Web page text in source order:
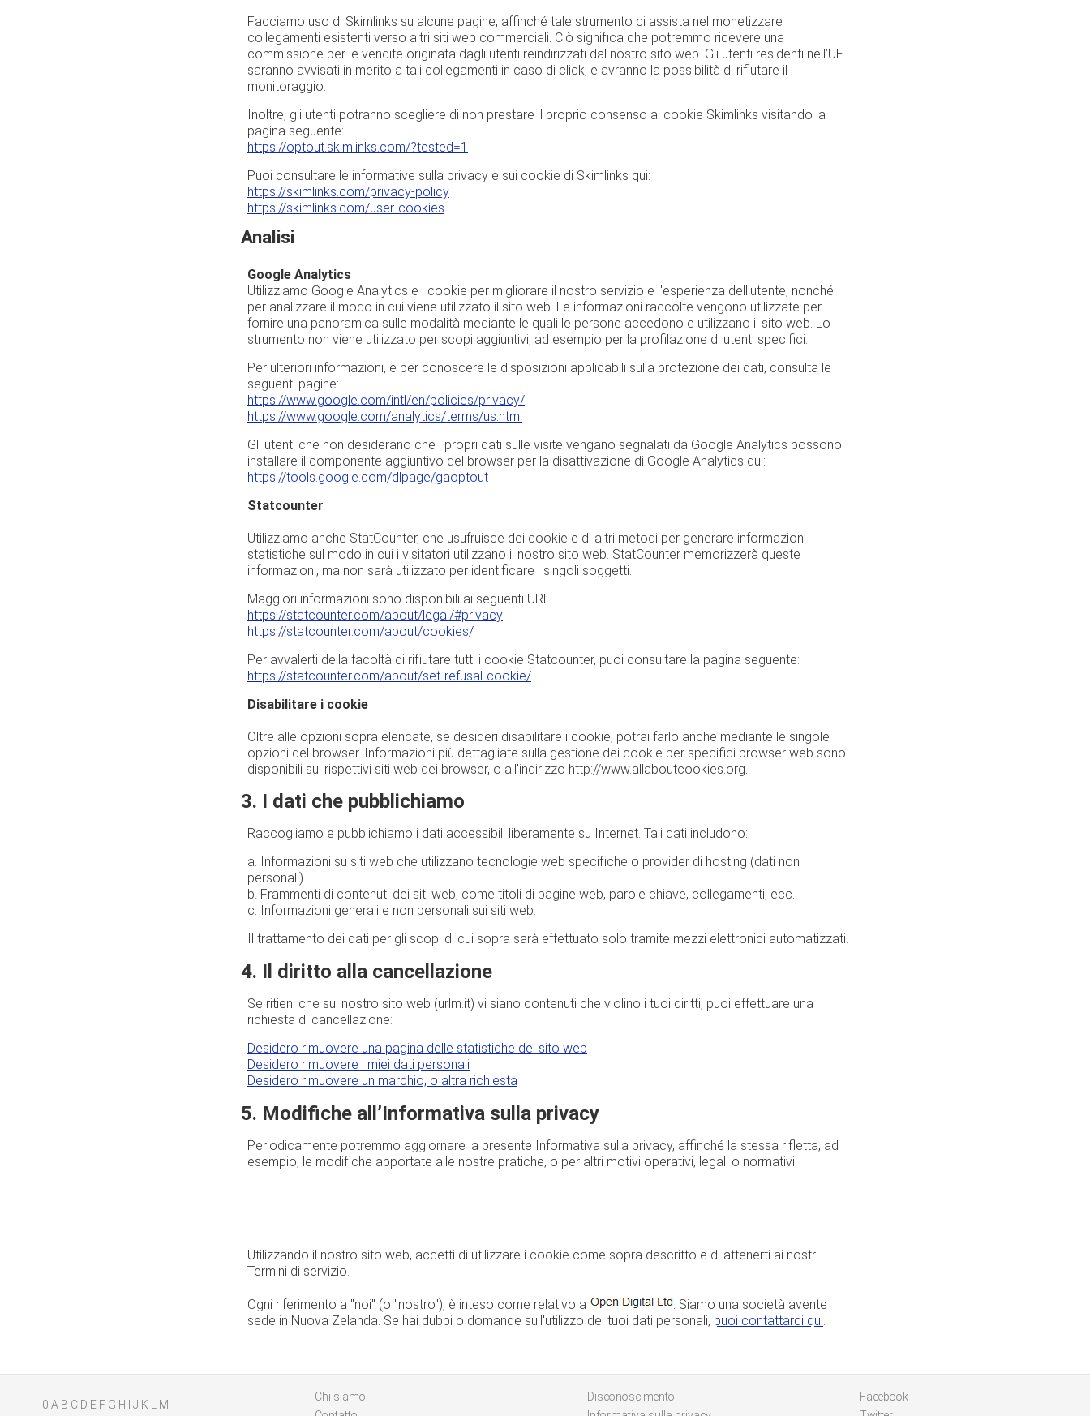
Facciamo uso di Skimlinks su alcune pagine, affinché tale strumento ci assista nel monetizzare i
collegamenti esistenti verso altri siti web commerciali. Ciò significa che potremmo ricevere una
commissione per le vendite originata dagli utenti reindirizzati dal nostro sito web. Gli utenti residenti nell’UE
saranno avvisati in merito a tali collegamenti in caso di click, e avranno la possibilità di rifiutare il
monitoraggio.
Inoltre, gli utenti potranno scegliere di non prestare il proprio consenso ai cookie Skimlinks visitando la
pagina seguente:
https://optout.skimlinks.com/?tested=1
Puoi consultare le informative sulla privacy e sui cookie di Skimlinks qui:
https://skimlinks.com/privacy-policy
https://skimlinks.com/user-cookies
Analisi
Google Analytics
Utilizziamo Google Analytics e i cookie per migliorare il nostro servizio e l'esperienza dell'utente, nonché
per analizzare il modo in cui viene utilizzato il sito web. Le informazioni raccolte vengono utilizzate per
fornire una panoramica sulle modalità mediante le quali le persone accedono e utilizzano il sito web. Lo
strumento non viene utilizzato per scopi aggiuntivi, ad esempio per la profilazione di utenti specifici.
Per ulteriori informazioni, e per conoscere le disposizioni applicabili sulla protezione dei dati, consulta le
seguenti pagine:
https://www.google.com/intl/en/policies/privacy/
https://www.google.com/analytics/terms/us.html
Gli utenti che non desiderano che i propri dati sulle visite vengano segnalati da Google Analytics possono
installare il componente aggiuntivo del browser per la disattivazione di Google Analytics qui:
https://tools.google.com/dlpage/gaoptout
Statcounter
Utilizziamo anche StatCounter, che usufruisce dei cookie e di altri metodi per generare informazioni
statistiche sul modo in cui i visitatori utilizzano il nostro sito web. StatCounter memorizzerà queste
informazioni, ma non sarà utilizzato per identificare i singoli soggetti.
Maggiori informazioni sono disponibili ai seguenti URL:
https://statcounter.com/about/legal/#privacy
https://statcounter.com/about/cookies/
Per avvalerti della facoltà di rifiutare tutti i cookie Statcounter, puoi consultare la pagina seguente:
https://statcounter.com/about/set-refusal-cookie/
Disabilitare i cookie
Oltre alle opzioni sopra elencate, se desideri disabilitare i cookie, potrai farlo anche mediante le singole
opzioni del browser. Informazioni più dettagliate sulla gestione dei cookie per specifici browser web sono
disponibili sui rispettivi siti web dei browser, o all'indirizzo http://www.allaboutcookies.org.
3. I dati che pubblichiamo
Raccogliamo e pubblichiamo i dati accessibili liberamente su Internet. Tali dati includono:
a. Informazioni su siti web che utilizzano tecnologie web specifiche o provider di hosting (dati non
personali)
b. Frammenti di contenuti dei siti web, come titoli di pagine web, parole chiave, collegamenti, ecc.
c. Informazioni generali e non personali sui siti web.
Il trattamento dei dati per gli scopi di cui sopra sarà effettuato solo tramite mezzi elettronici automatizzati.
4. Il diritto alla cancellazione
Se ritieni che sul nostro sito web (urlm.it) vi siano contenuti che violino i tuoi diritti, puoi effettuare una
richiesta di cancellazione:
Desidero rimuovere una pagina delle statistiche del sito web
Desidero rimuovere i miei dati personali
Desidero rimuovere un marchio, o altra richiesta
5. Modifiche all’Informativa sulla privacy
Periodicamente potremmo aggiornare la presente Informativa sulla privacy, affinché la stessa rifletta, ad
esempio, le modifiche apportate alle nostre pratiche, o per altri motivi operativi, legali o normativi.
Utilizzando il nostro sito web, accetti di utilizzare i cookie come sopra descritto e di attenerti ai nostri
Termini di servizio.
Ogni riferimento a "noi" (o "nostro"), è inteso come relativo a
. Siamo una società avente
sede in Nuova Zelanda. Se hai dubbi o domande sull'utilizzo dei tuoi dati personali, puoi contattarci qui.
0 A B C D E F G H J K M
Chi siamo
Disconoscimento
Facebook